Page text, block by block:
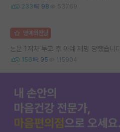
233 98 53769
명예의전당
논문 1저자 투고 후 아예 제명 당했습니다.
156 95 115904